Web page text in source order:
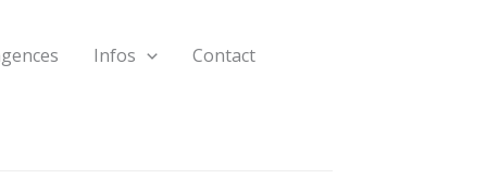
Infos Contact